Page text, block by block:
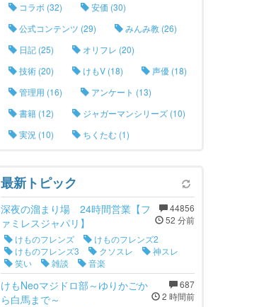
コラボ (32)
安価 (30)
公式コンテンツ (29)
みんみ教 (26)
日記 (25)
オリフレ (20)
技術 (20)
けもV (18)
声優 (18)
管理用 (16)
アンケート (13)
書籍 (12)
ジャガーマンシリーズ (10)
実況 (10)
ちくたむ (1)
最新トピック
44856
52 分前
深夜の溜まり場 24時間営業【フ
ァミレスジャパリ】
けものフレンズ
けものフレンズ2
けものフレンズ3
クソスレ
神スレ
笑い
雑談
音楽
687
2 時間前
けもNeoマジドロ部～ゆりかごか
ら白馬まで～